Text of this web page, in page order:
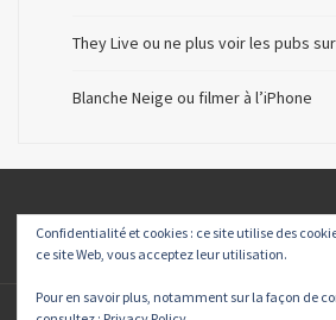
They Live ou ne plus voir les pubs sur
Blanche Neige ou filmer à l’iPhone
Confidentialité et cookies : ce site utilise des
ce site Web, vous acceptez leur utilisation.
Pour en savoir plus, notamment sur la façon de